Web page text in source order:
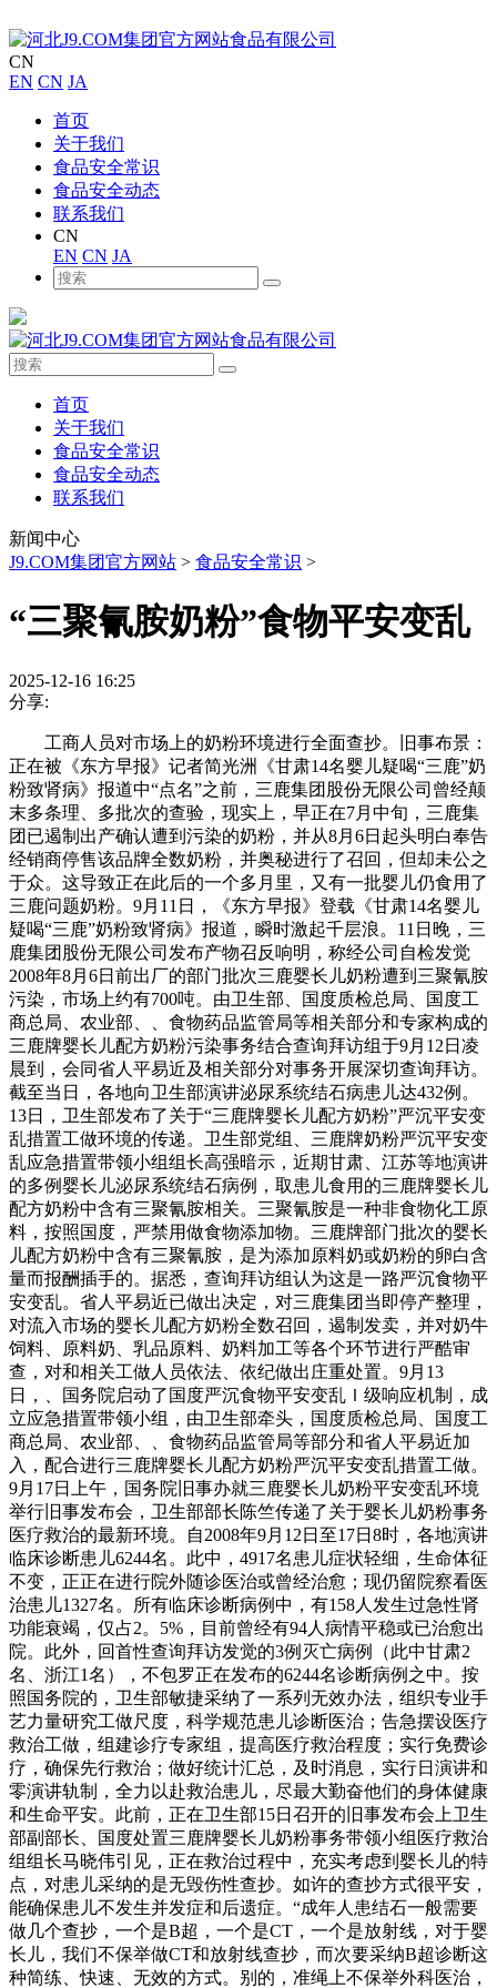
CN
EN CN JA
首页
关于我们
食品安全常识
食品安全动态
联系我们
CN
EN CN JA
首页
关于我们
食品安全常识
食品安全动态
联系我们
新闻中心
J9.COM集团官方网站 > 食品安全常识 >
“三聚氰胺奶粉”食物平安变乱
2025-12-16 16:25
分享:
工商人员对市场上的奶粉环境进行全面查抄。旧事布景：
正在被《东方早报》记者简光洲《甘肃14名婴儿疑喝“三鹿”奶
粉致肾病》报道中“点名”之前，三鹿集团股份无限公司曾经颠
末多条理、多批次的查验，现实上，早正在7月中旬，三鹿集
团已遏制出产确认遭到污染的奶粉，并从8月6日起头明白奉告
经销商停售该品牌全数奶粉，并奥秘进行了召回，但却未公之
于众。这导致正在此后的一个多月里，又有一批婴儿仍食用了
三鹿问题奶粉。9月11日，《东方早报》登载《甘肃14名婴儿
疑喝“三鹿”奶粉致肾病》报道，瞬时激起千层浪。11日晚，三
鹿集团股份无限公司发布产物召反响明，称经公司自检发觉
2008年8月6日前出厂的部门批次三鹿婴长儿奶粉遭到三聚氰胺
污染，市场上约有700吨。由卫生部、国度质检总局、国度工
商总局、农业部、、食物药品监管局等相关部分和专家构成的
三鹿牌婴长儿配方奶粉污染事务结合查询拜访组于9月12日凌
晨到，会同省人平易近及相关部分对事务开展深切查询拜访。
截至当日，各地向卫生部演讲泌尿系统结石病患儿达432例。
13日，卫生部发布了关于“三鹿牌婴长儿配方奶粉”严沉平安变
乱措置工做环境的传递。卫生部党组、三鹿牌奶粉严沉平安变
乱应急措置带领小组组长高强暗示，近期甘肃、江苏等地演讲
的多例婴长儿泌尿系统结石病例，取患儿食用的三鹿牌婴长儿
配方奶粉中含有三聚氰胺相关。三聚氰胺是一种非食物化工原
料，按照国度，严禁用做食物添加物。三鹿牌部门批次的婴长
儿配方奶粉中含有三聚氰胺，是为添加原料奶或奶粉的卵白含
量而报酬插手的。据悉，查询拜访组认为这是一路严沉食物平
安变乱。省人平易近已做出决定，对三鹿集团当即停产整理，
对流入市场的婴长儿配方奶粉全数召回，遏制发卖，并对奶牛
饲料、原料奶、乳品原料、奶料加工等各个环节进行严酷审
查，对和相关工做人员依法、依纪做出庄重处置。9月13
日，、国务院启动了国度严沉食物平安变乱Ｉ级响应机制，成
立应急措置带领小组，由卫生部牵头，国度质检总局、国度工
商总局、农业部、、食物药品监管局等部分和省人平易近加
入，配合进行三鹿牌婴长儿配方奶粉严沉平安变乱措置工做。
9月17日上午，国务院旧事办就三鹿婴长儿奶粉平安变乱环境
举行旧事发布会，卫生部部长陈竺传递了关于婴长儿奶粉事务
医疗救治的最新环境。自2008年9月12日至17日8时，各地演讲
临床诊断患儿6244名。此中，4917名患儿症状轻细，生命体征
不变，正正在进行院外随诊医治或曾经治愈；现仍留院察看医
治患儿1327名。所有临床诊断病例中，有158人发生过急性肾
功能衰竭，仅占2。5%，目前曾经有94人病情平稳或已治愈出
院。此外，回首性查询拜访发觉的3例灭亡病例（此中甘肃2
名、浙江1名），不包罗正在发布的6244名诊断病例之中。按
照国务院的，卫生部敏捷采纳了一系列无效办法，组织专业手
艺力量研究工做尺度，科学规范患儿诊断医治；告急摆设医疗
救治工做，组建诊疗专家组，提高医疗救治程度；实行免费诊
疗，确保先行救治；做好统计汇总，及时消息，实行日演讲和
零演讲轨制，全力以赴救治患儿，尽最大勤奋他们的身体健康
和生命平安。此前，正在卫生部15日召开的旧事发布会上卫生
部副部长、国度处置三鹿牌婴长儿奶粉事务带领小组医疗救治
组组长马晓伟引见，正在救治过程中，充实考虑到婴长儿的特
点，对患儿采纳的是无毁伤性查抄。如许的查抄方式很平安，
能确保患儿不发生并发症和后遗症。“成年人患结石一般需要
做几个查抄，一个是B超，一个是CT，一个是放射线，对于婴
长儿，我们不保举做CT和放射线查抄，而次要采纳B超诊断这
种简练、快速、无效的方式。别的，准绳上不保举外科医治，